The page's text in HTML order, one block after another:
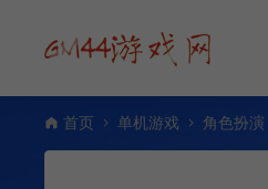
首页 单机游戏 角色扮演